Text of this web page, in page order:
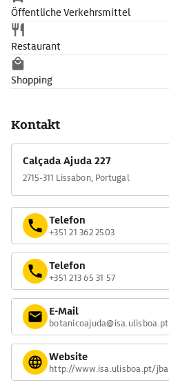
Öffentliche Verkehrsmittel
Restaurant
Shopping
Kontakt
Calçada Ajuda 227
2715-311 Lissabon, Portugal
Telefon
+351 21 362 2503
Telefon
+351 213 65 31 57
E-Mail
botanicoajuda@isa.ulisboa.pt
Website
http://www.isa.ulisboa.pt/jba